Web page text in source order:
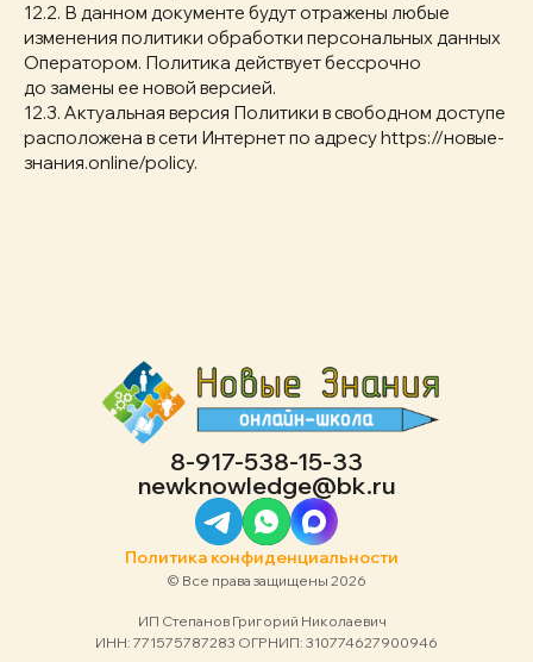
12.2. В данном документе будут отражены любые
изменения политики обработки персональных данных
Оператором. Политика действует бессрочно
до замены ее новой версией.
12.3. Актуальная версия Политики в свободном доступе
расположена в сети Интернет по адресу https://новые-
знания.online/policy.
8-917-538-15-33
newknowledge@bk.ru
ИП Степанов Григорий Николаевич
ИНН: 771575787283 ОГРНИП: 310774627900946
© Все права защищены 2026
Политика конфиденциальности